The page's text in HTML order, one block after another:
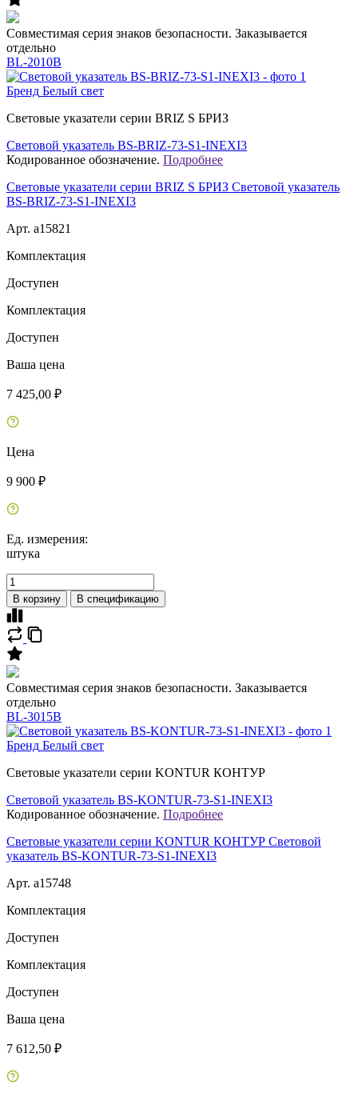
Совместимая серия знаков безопасности. Заказывается
отдельно
BL-2010B
Бренд Белый свет
Световые указатели серии BRIZ S БРИЗ
Световой указатель BS-BRIZ-73-S1-INEXI3
Кодированное обозначение. Подробнее
Световые указатели серии BRIZ S БРИЗ Световой указатель
BS-BRIZ-73-S1-INEXI3
Арт. a15821
Комплектация
Доступен
Комплектация
Доступен
Ваша цена
7 425,00 ₽
Цена
9 900 ₽
Ед. измерения:
штука
В корзину В спецификацию
Совместимая серия знаков безопасности. Заказывается
отдельно
BL-3015B
Бренд Белый свет
Световые указатели серии KONTUR КОНТУР
Световой указатель BS-KONTUR-73-S1-INEXI3
Кодированное обозначение. Подробнее
Световые указатели серии KONTUR КОНТУР Световой
указатель BS-KONTUR-73-S1-INEXI3
Арт. a15748
Комплектация
Доступен
Комплектация
Доступен
Ваша цена
7 612,50 ₽